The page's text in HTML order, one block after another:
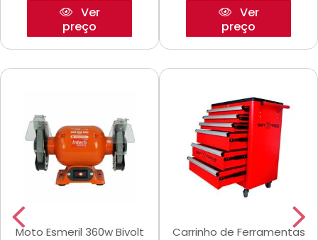
Ver
preço
Ver
preço
Moto Esmeril 360w Bivolt
Carrinho de Ferramentas